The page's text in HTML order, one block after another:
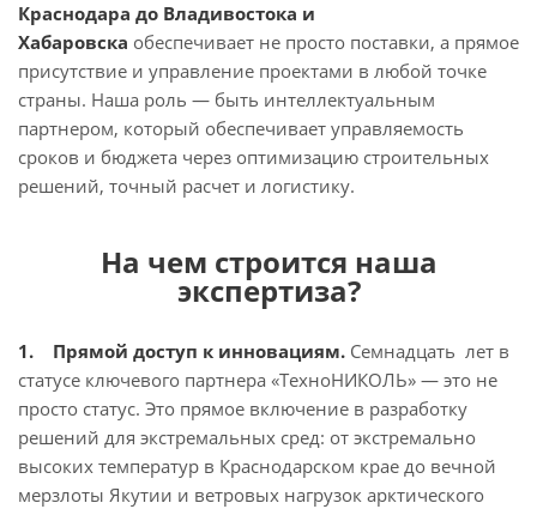
Краснодара до Владивостока и
Хабаровска обеспечивает не просто поставки, а прямое
присутствие и управление проектами в любой точке
страны. Наша роль — быть интеллектуальным
партнером, который обеспечивает управляемость
сроков и бюджета через оптимизацию строительных
решений, точный расчет и логистику.
На чем строится наша
экспертиза?
1. Прямой доступ к инновациям. Семнадцать лет в
статусе ключевого партнера «ТехноНИКОЛЬ» — это не
просто статус. Это прямое включение в разработку
решений для экстремальных сред: от экстремально
высоких температур в Краснодарском крае до вечной
мерзлоты Якутии и ветровых нагрузок арктического